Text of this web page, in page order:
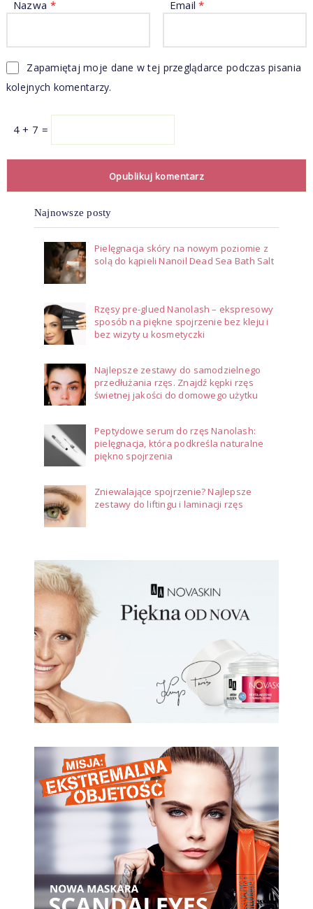
Nazwa * Email*
Zapamiętaj moje dane w tej przeglądarce podczas pisania
kolejnych komentarzy.
4 + 7 =
Najnowsze posty
Pielęgnacja skóry na nowym poziomie z
solą do kąpieli Nanoil Dead Sea Bath Salt
Rzęsy pre-glued Nanolash – ekspresowy
sposób na piękne spojrzenie bez kleju i
bez wizyty u kosmetyczki
Najlepsze zestawy do samodzielnego
przedłużania rzęs. Znajdź kępki rzęs
świetnej jakości do domowego użytku
Peptydowe serum do rzęs Nanolash:
pielęgnacja, która podkreśla naturalne
piękno spojrzenia
Zniewalające spojrzenie? Najlepsze
zestawy do liftingu i laminacji rzęs